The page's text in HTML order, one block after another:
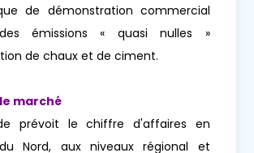
de démonstration commercial
émissions « quasi nulles »
de chaux et de ciment.
marché
prévoit le chiffre d'affaires en
Nord, aux niveaux régional et